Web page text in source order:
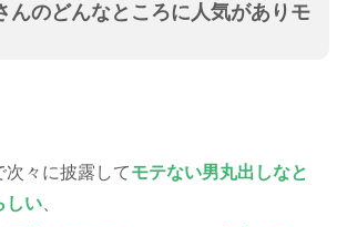
んのどんなところに人気がありモ
次々に披露してモテない男丸出しなと
しい